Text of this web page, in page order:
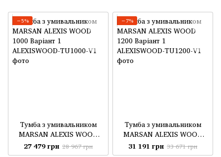
−5%
Тумба з умивальником
MARSAN ALEXIS WOOD
1000 Варіант 1
27 479 грн 28 967 грн
−7%
Тумба з умивальником
MARSAN ALEXIS WOOD
1200 Варіант 1
31 191 грн 33 671 грн